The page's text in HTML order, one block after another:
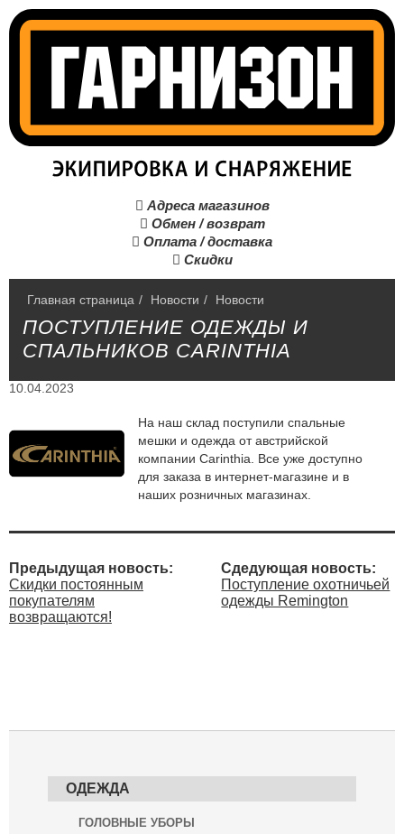
 Адреса магазинов
 Обмен / возврат
 Оплата / доставка
 Скидки
Главная страница / Hовости / Новости
ПОСТУПЛЕНИЕ ОДЕЖДЫ И
СПАЛЬНИКОВ CARINTHIA
10.04.2023
На наш склад поступили спальные
мешки и одежда от австрийской
компании Carinthia. Все уже доступно
для заказа в интернет-магазине и в
наших розничных магазинах.
Предыдущая новость:
Скидки постоянным
покупателям
возвращаются!
Сдедующая новость:
Поступление охотничьей
одежды Remington
ОДЕЖДА
ГОЛОВНЫЕ УБОРЫ